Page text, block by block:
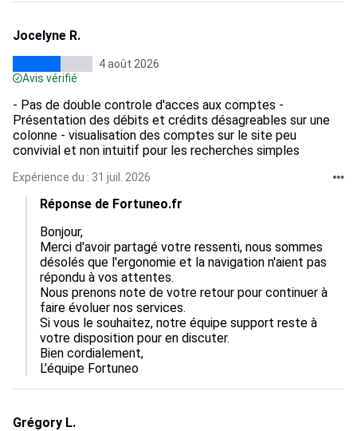
Jocelyne R.
4 août 2026
Avis vérifié
- Pas de double controle d'acces aux comptes -
Présentation des débits et crédits désagreables sur une
colonne - visualisation des comptes sur le site peu
convivial et non intuitif pour les recherches simples
Expérience du : 31 juil. 2026
Réponse de Fortuneo.fr
Bonjour,
Merci d'avoir partagé votre ressenti, nous sommes
désolés que l'ergonomie et la navigation n'aient pas
répondu à vos attentes.
Nous prenons note de votre retour pour continuer à
faire évoluer nos services.
Si vous le souhaitez, notre équipe support reste à
votre disposition pour en discuter.
Bien cordialement,
L’équipe Fortuneo
Grégory L.